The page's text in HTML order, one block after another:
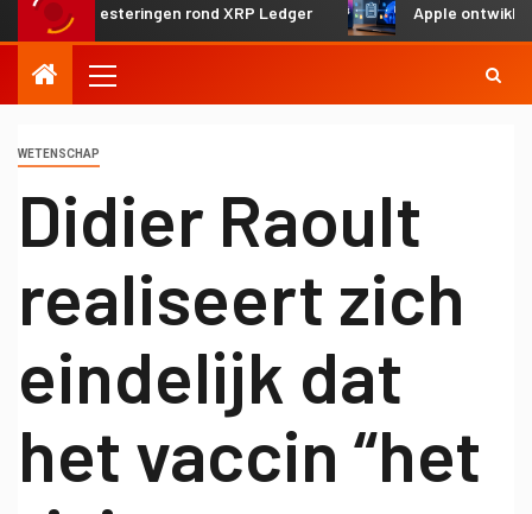
investeringen rond XRP Ledger Apple ontwikkelt
WETENSCHAP
Didier Raoult
realiseert zich
eindelijk dat
het vaccin “het